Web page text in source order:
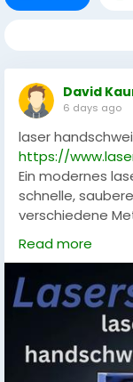
David
6 days ago
laser
https://
Ein modernes
schnelle,
verschiedene
durch hohe
eine
leistungsstarke
und
Technologie.
Read more